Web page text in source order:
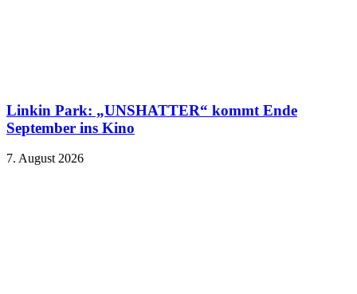
Linkin Park: „UNSHATTER“ kommt Ende
September ins Kino
7. August 2026